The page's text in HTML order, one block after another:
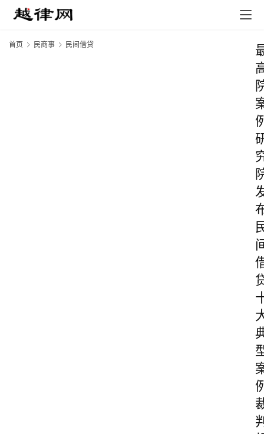
首页 民商事 民间借贷